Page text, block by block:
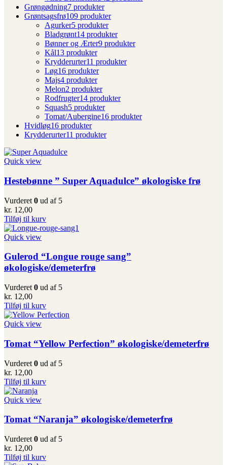
Grøngødning7 produkter
Grøntsagsfrø109 produkter
Agurker5 produkter
Bladgrønt14 produkter
Bønner og Ærter9 produkter
Kål13 produkter
Krydderurter11 produkter
Løg16 produkter
Majs4 produkter
Melon2 produkter
Rodfrugter14 produkter
Squash5 produkter
Tomat/Aubergine16 produkter
Hvidløg16 produkter
Krydderurter11 produkter
Quick view
Hestebønne ” Super Aquadulce” økologiske frø
Vurderet 0 ud af 5
kr. 12,00
Tilføj til kurv
Quick view
Gulerod “Longue rouge sang”
økologiske/demeterfrø
Vurderet 0 ud af 5
kr. 12,00
Tilføj til kurv
Quick view
Tomat “Yellow Perfection” økologiske/demeterfrø
Vurderet 0 ud af 5
kr. 12,00
Tilføj til kurv
Quick view
Tomat “Naranja” økologiske/demeterfrø
Vurderet 0 ud af 5
kr. 12,00
Tilføj til kurv